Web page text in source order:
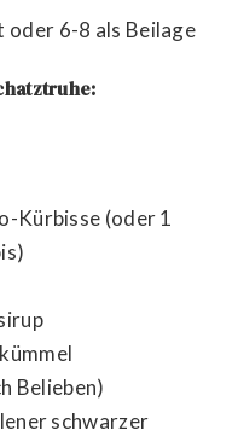
6-8 als Beilage
Kürbisse (oder 1
Belieben)
schwarzer